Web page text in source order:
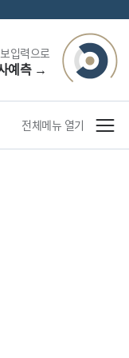
입력으로
예측 →
전체메뉴 열기